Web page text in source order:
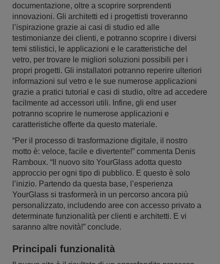
documentazione, oltre a scoprire sorprendenti
innovazioni. Gli architetti ed i progettisti troveranno
l’ispirazione grazie ai casi di studio ed alle
testimonianze dei clienti, e potranno scoprire i diversi
temi stilistici, le applicazioni e le caratteristiche del
vetro, per trovare le migliori soluzioni possibili per i
propri progetti. Gli installatori potranno reperire ulteriori
informazioni sul vetro e le sue numerose applicazioni
grazie a pratici tutorial e casi di studio, oltre ad accedere
facilmente ad accessori utili. Infine, gli end user
potranno scoprire le numerose applicazioni e
caratteristiche offerte da questo materiale.
“Per il processo di trasformazione digitale, il nostro
motto è: veloce, facile e divertente!” commenta Denis
Ramboux. “Il nuovo sito YourGlass adotta questo
approccio per ogni tipo di pubblico. E questo è solo
l’inizio. Partendo da questa base, l’esperienza
YourGlass si trasformerà in un percorso ancora più
personalizzato, includendo aree con accesso privato a
determinate funzionalità per clienti e architetti. E vi
saranno altre novità!” conclude.
Principali funzionalità